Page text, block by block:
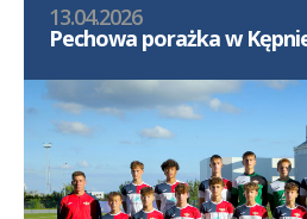
13.04.2026
Pechowa porażka w